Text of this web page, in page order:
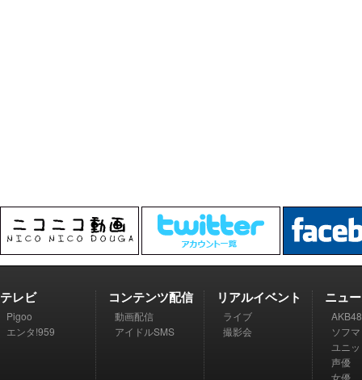
テレビ
Pigoo
エンタ!959
コンテンツ配信
動画配信
アイドルSMS
リアルイベント
ライブ
撮影会
ニュ
AKB48
ソフ
ユニ
声優
女優